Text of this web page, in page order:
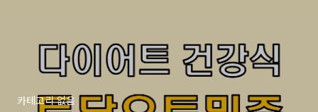
카테고리 없음